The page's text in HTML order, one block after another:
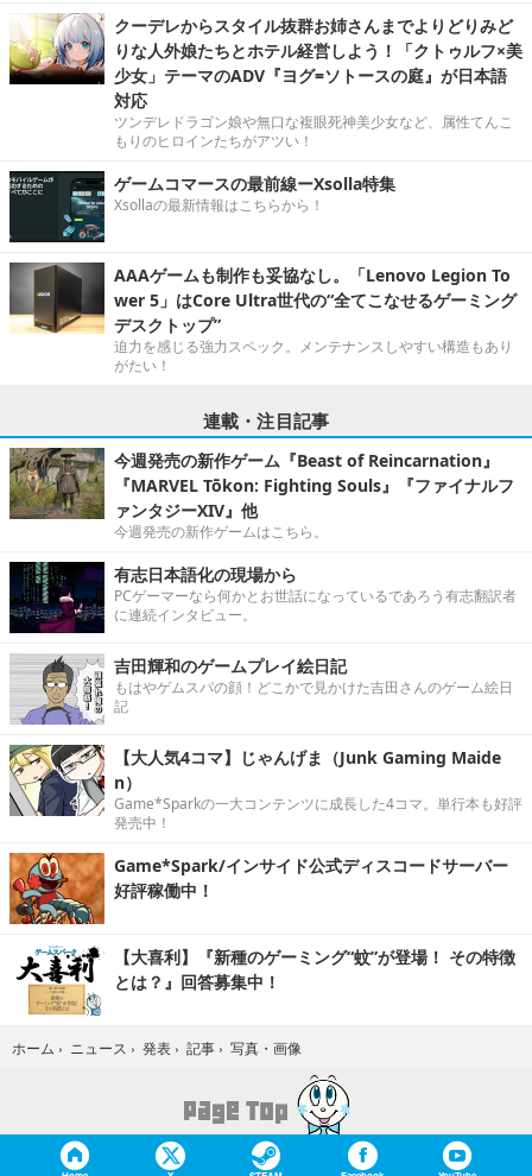
クーデレからスタイル抜群お姉さんまでよりどりみど
りな人外娘たちとホテル経営しよう！「クトゥルフ×美
少女」テーマのADV『ヨグ=ソトースの庭』が日本語
対応
ツンデレドラゴン娘や無口な複眼死神美少女など、属性てんこ
もりのヒロインたちがアツい！
ゲームコマースの最前線ーXsolla特集
Xsollaの最新情報はこちらから！
AAAゲームも制作も妥協なし。「Lenovo Legion To
wer 5」はCore Ultra世代の“全てこなせるゲーミング
デスクトップ”
迫力を感じる強力スペック。メンテナンスしやすい構造もあり
がたい！
連載・注目記事
今週発売の新作ゲーム『Beast of Reincarnation』
『MARVEL Tōkon: Fighting Souls』『ファイナルフ
ァンタジーXIV』他
今週発売の新作ゲームはこちら。
有志日本語化の現場から
PCゲーマーなら何かとお世話になっているであろう有志翻訳者
に連続インタビュー。
吉田輝和のゲームプレイ絵日記
もはやゲムスパの顔！どこかで見かけた吉田さんのゲーム絵日
記
【大人気4コマ】じゃんげま（Junk Gaming Maide
n）
Game*Sparkの一大コンテンツに成長した4コマ。単行本も好評
発売中！
Game*Spark/インサイド公式ディスコードサーバー
好評稼働中！
【大喜利】『新種のゲーミング“蚊”が登場！ その特徴
とは？』回答募集中！
ホーム › ニュース › 発表 › 記事 › 写真・画像